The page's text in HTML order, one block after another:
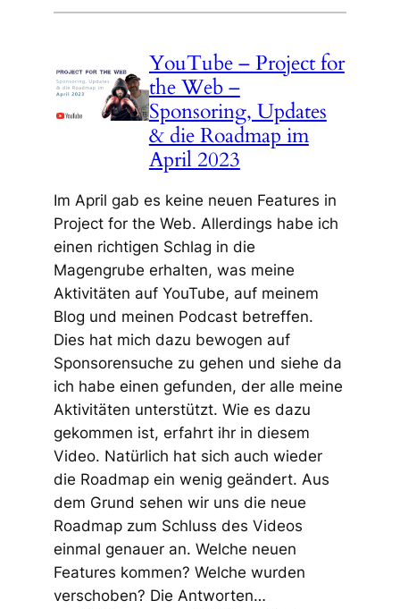
YouTube – Project for
the Web –
Sponsoring, Updates
& die Roadmap im
April 2023
Im April gab es keine neuen Features in
Project for the Web. Allerdings habe ich
einen richtigen Schlag in die
Magengrube erhalten, was meine
Aktivitäten auf YouTube, auf meinem
Blog und meinen Podcast betreffen.
Dies hat mich dazu bewogen auf
Sponsorensuche zu gehen und siehe da
ich habe einen gefunden, der alle meine
Aktivitäten unterstützt. Wie es dazu
gekommen ist, erfahrt ihr in diesem
Video. Natürlich hat sich auch wieder
die Roadmap ein wenig geändert. Aus
dem Grund sehen wir uns die neue
Roadmap zum Schluss des Videos
einmal genauer an. Welche neuen
Features kommen? Welche wurden
verschoben? Die Antworten…